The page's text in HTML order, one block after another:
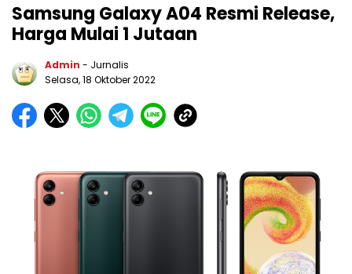
Samsung Galaxy A04 Resmi Release,
Harga Mulai 1 Jutaan
Admin - Jurnalis
Selasa, 18 Oktober 2022